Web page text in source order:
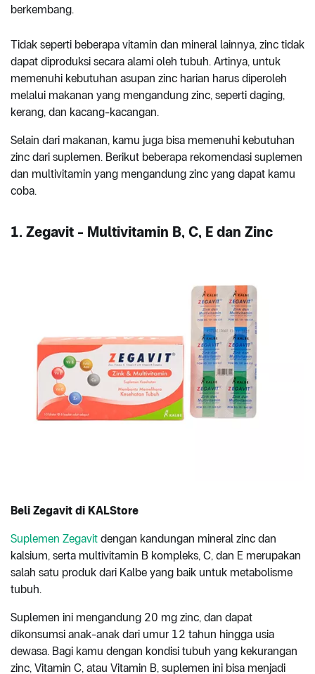
berkembang.
Tidak seperti beberapa vitamin dan mineral lainnya, zinc tidak
dapat diproduksi secara alami oleh tubuh. Artinya, untuk
memenuhi kebutuhan asupan zinc harian harus diperoleh
melalui makanan yang mengandung zinc, seperti daging,
kerang, dan kacang-kacangan.
Selain dari makanan, kamu juga bisa memenuhi kebutuhan
zinc dari suplemen. Berikut beberapa rekomendasi suplemen
dan multivitamin yang mengandung zinc yang dapat kamu
coba.
1. Zegavit - Multivitamin B, C, E dan Zinc
Beli Zegavit di KALStore
Suplemen Zegavit dengan kandungan mineral zinc dan
kalsium, serta multivitamin B kompleks, C, dan E merupakan
salah satu produk dari Kalbe yang baik untuk metabolisme
tubuh.
Suplemen ini mengandung 20 mg zinc, dan dapat
dikonsumsi anak-anak dari umur 12 tahun hingga usia
dewasa. Bagi kamu dengan kondisi tubuh yang kekurangan
zinc, Vitamin C, atau Vitamin B, suplemen ini bisa menjadi